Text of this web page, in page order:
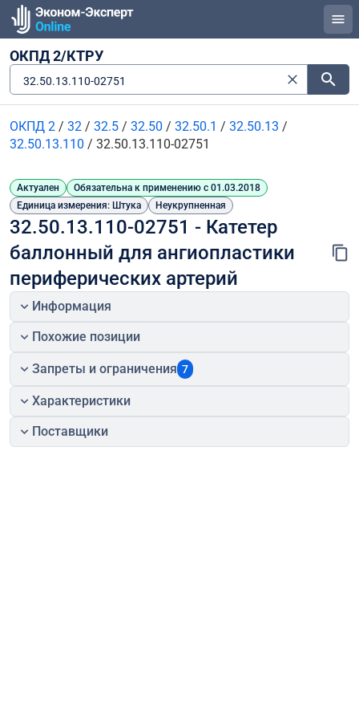
ОКПД 2/КТРУ
32.50.13.110-02751
ОКПД 2 / 32 / 32.5 / 32.50 / 32.50.1 / 32.50.13 /
32.50.13.110 / 32.50.13.110-02751
Актуален
Обязательна к применению с 01.03.2018
Единица измерения: Штука
Неукрупненная
32.50.13.110-02751 - Катетер
баллонный для ангиопластики
периферических артерий
Информация
Похожие позиции
Запреты и ограничения 7
Характеристики
Поставщики